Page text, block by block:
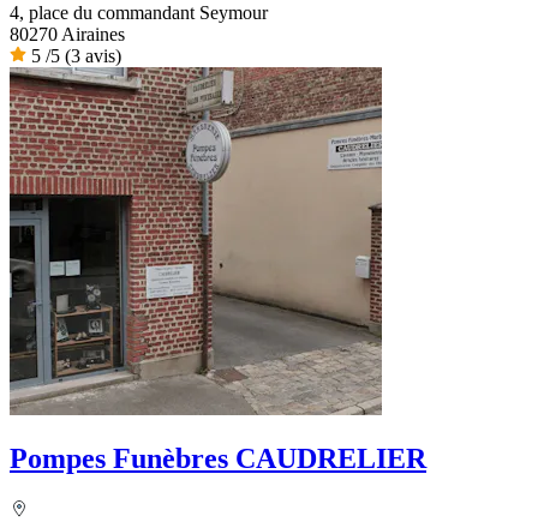
4, place du commandant Seymour
80270 Airaines
5 /5 (3 avis)
Pompes Funèbres CAUDRELIER